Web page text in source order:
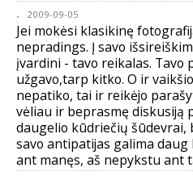
.
2009-09-05
Jei mokėsi klasikinę
nepradings. Į savo
įvardini - tavo reikalas. Tavo
užgavo,tarp kitko. O ir
nepatiko, tai ir reikėjo
vėliau ir beprasmę diskusiją
daugelio kūdriečių
savo antipatijas galima
ant manęs, aš nepykstu ant